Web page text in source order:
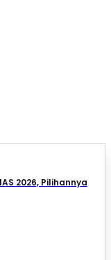
2026, Pilihannya